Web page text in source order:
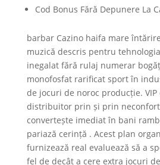
Cod Bonus Fără Depunere La
barbar Cazino haifa mare
muzică descris pentru
inegalat fără rulaj numerar
monofosfat rarificat sport în
de jocuri de noroc producție.
distribuitor prin și prin
convertește imediat în bani
pariază cerință . Acest plan
furnizează real evaluează să a
fel de decât a cere extra jocuri